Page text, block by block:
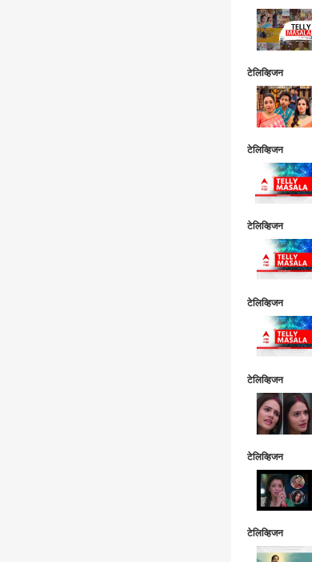
टेलिव्हिजन
टेलिव्हिजन
टेलिव्हिजन
टेलिव्हिजन
टेलिव्हिजन
टेलिव्हिजन
टेलिव्हिजन